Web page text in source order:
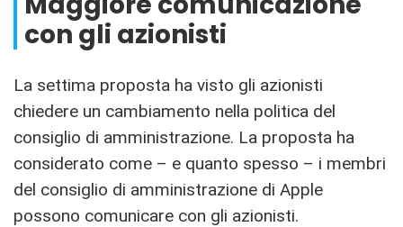
con gli azionisti
La settima proposta ha visto gli azionisti
chiedere un cambiamento nella politica del
consiglio di amministrazione. La proposta ha
considerato come – e quanto spesso – i membri
del consiglio di amministrazione di Apple
possono comunicare con gli azionisti.